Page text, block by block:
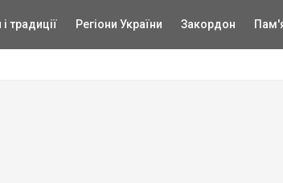
і традиції Регіони України Закордон